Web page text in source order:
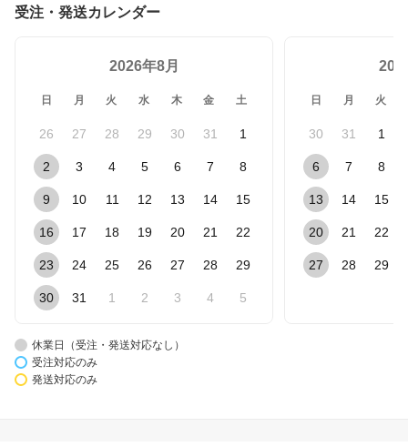
受注・発送カレンダー
2026年8月
日 月 火 水 木 金 土
26 27 28 29 30 31 1
2 3 4 5 6 7 8
9 10 11 12 13 14 15
16 17 18 19 20 21 22
23 24 25 26 27 28 29
30 31 1 2 3 4 5
日 月 火
30 31 1
6 7 8
13 14 15
20 21 22
27 28 29
休業日（受注・発送対応なし）
受注対応のみ
発送対応のみ